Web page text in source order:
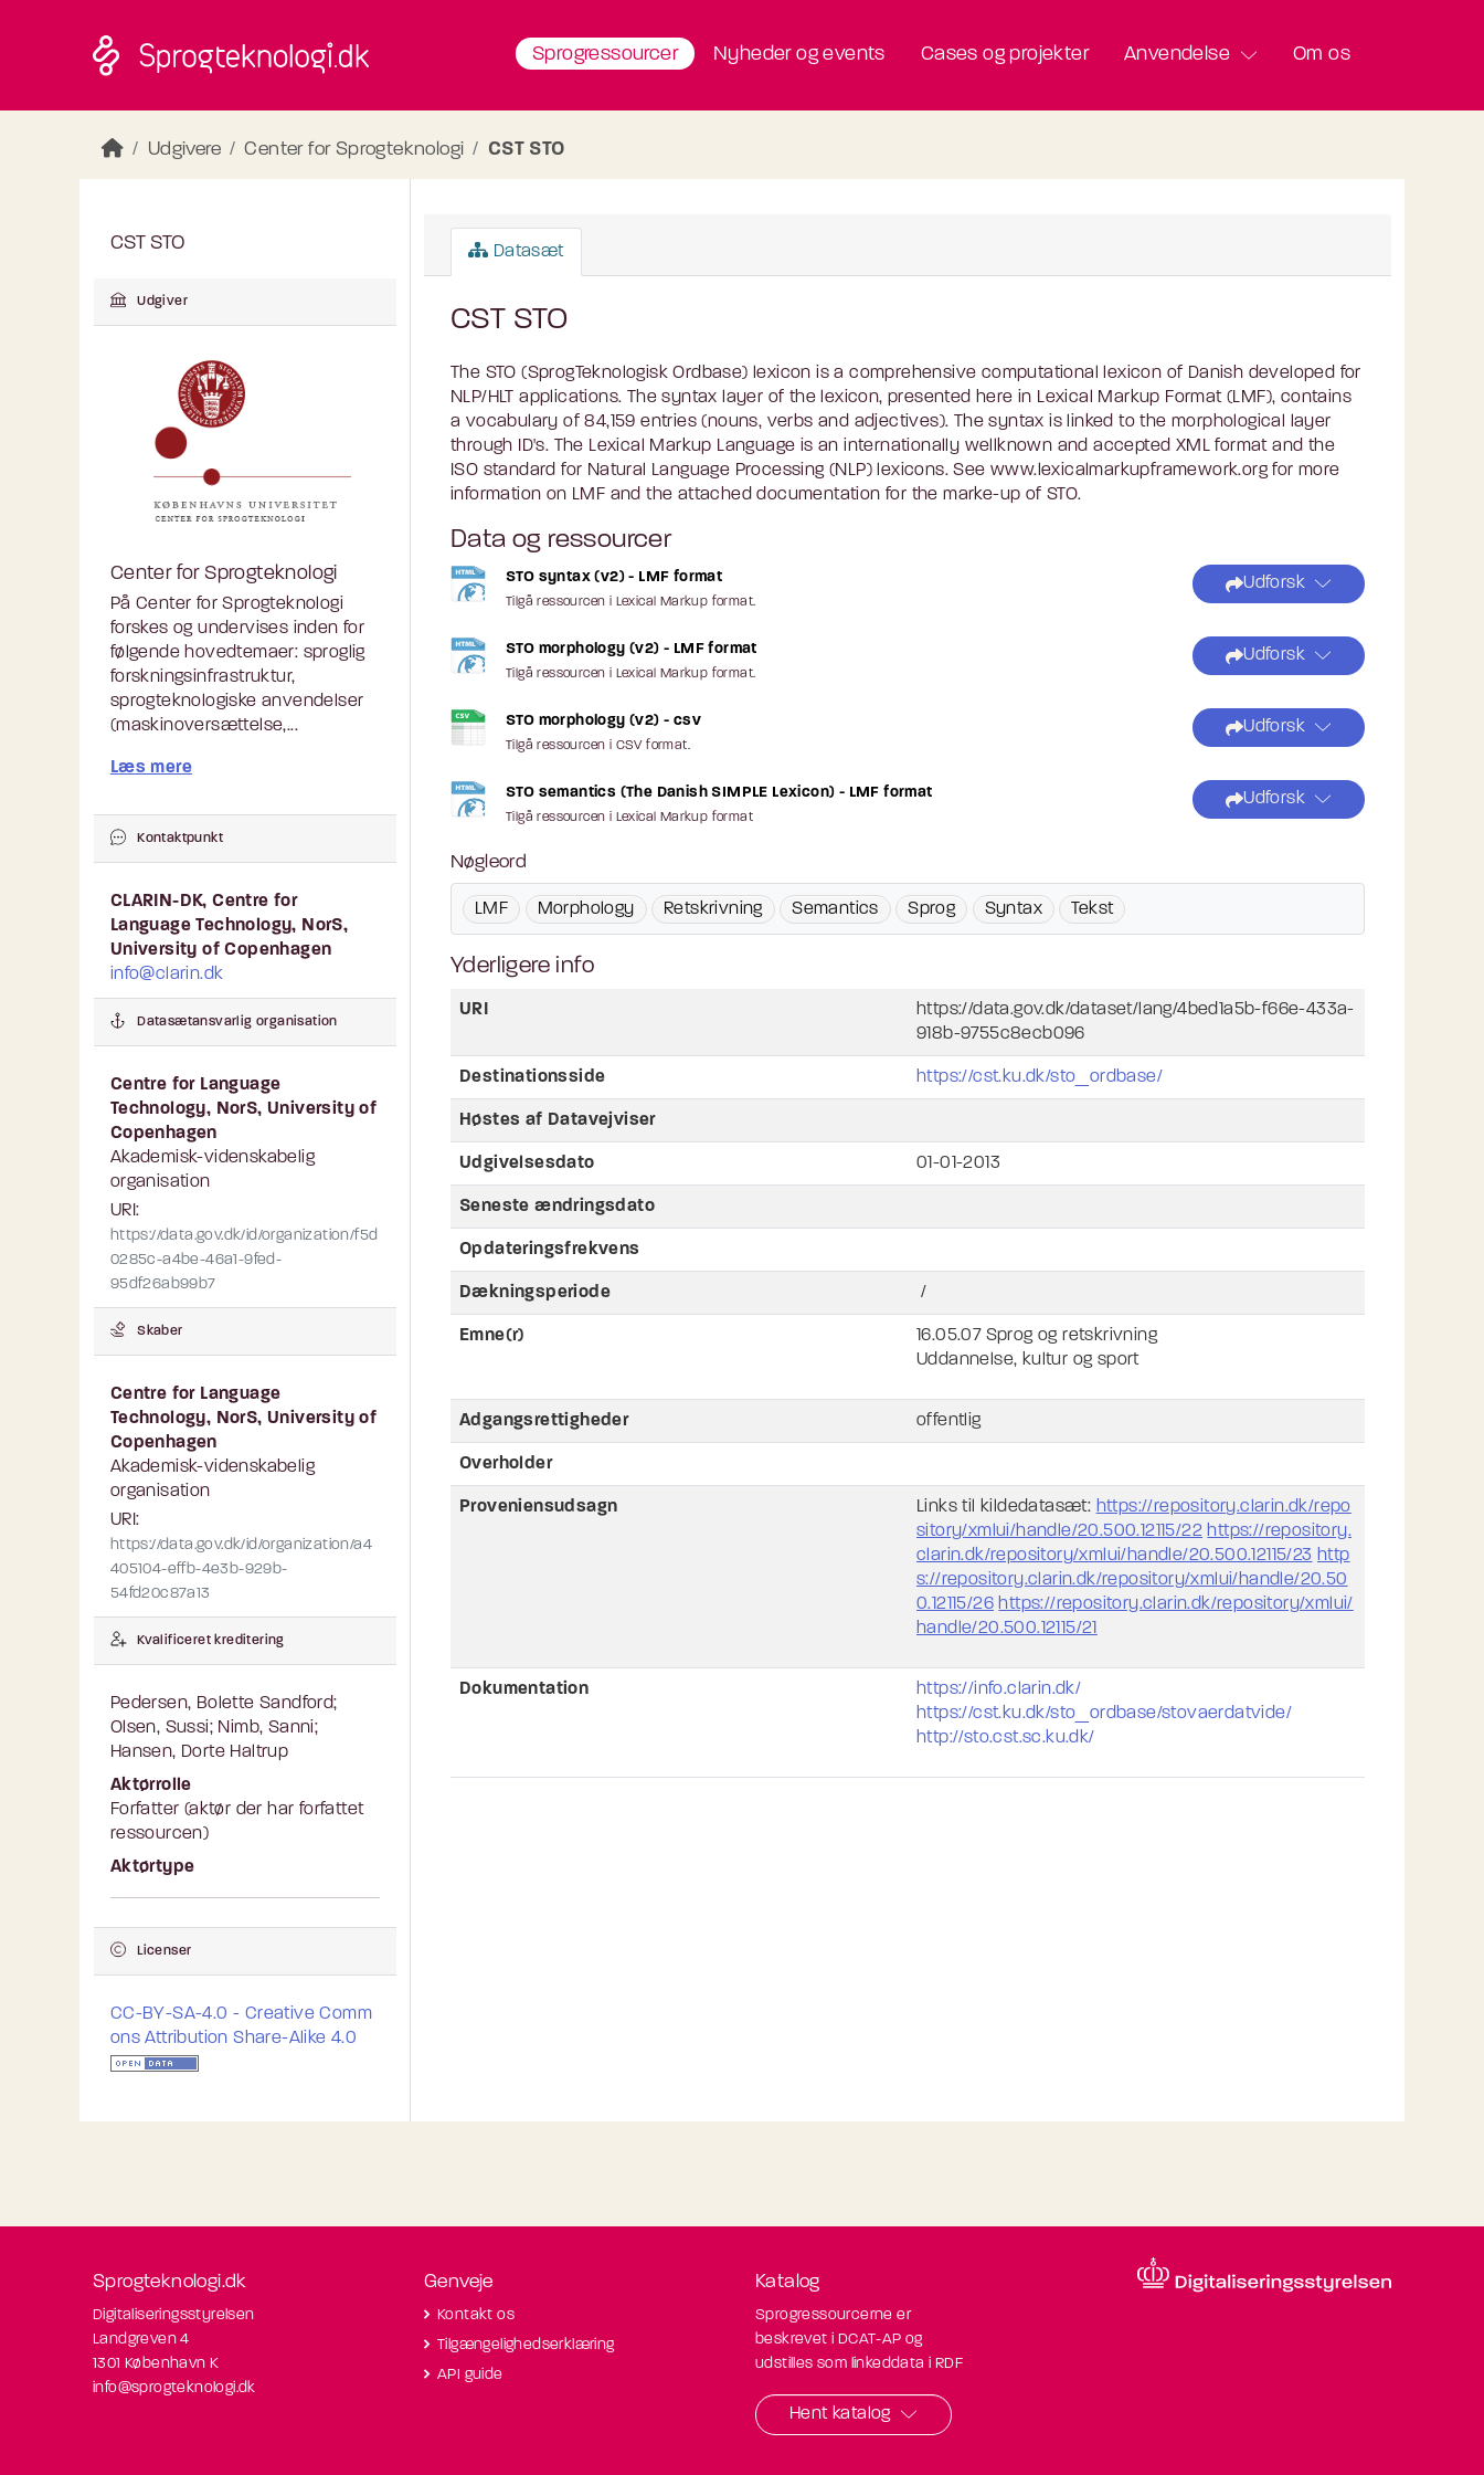
Sprogressourcer Nyheder og events Cases og projekter Anvendelse Om os
Udgivere Center for Sprogteknologi CST STO
CST STO
Udgiver
Center for Sprogteknologi
På Center for Sprogteknologi
forskes og undervises inden for
følgende hovedtemaer: sproglig
forskningsinfrastruktur,
sprogteknologiske anvendelser
(maskinoversættelse,...
Læs mere
Kontaktpunkt
CLARIN-DK, Centre for
Language Technology, NorS,
University of Copenhagen
info@clarin.dk
Datasætansvarlig organisation
Centre for Language
Technology, NorS, University of
Copenhagen
Akademisk-videnskabelig
organisation
URI:
https://data.gov.dk/id/organization/f5d
0285c-a4be-46a1-9fed-
95df26ab99b7
Skaber
Centre for Language
Technology, NorS, University of
Copenhagen
Akademisk-videnskabelig
organisation
URI:
https://data.gov.dk/id/organization/a4
405104-effb-4e3b-929b-
54fd20c87a13
Kvalificeret kreditering
Pedersen, Bolette Sandford;
Olsen, Sussi; Nimb, Sanni;
Hansen, Dorte Haltrup
Aktørrolle
Forfatter (aktør der har forfattet
ressourcen)
Aktørtype
Licenser
CC-BY-SA-4.0 - Creative Comm
ons Attribution Share-Alike 4.0
Datasæt
CST STO
The STO (SprogTeknologisk Ordbase) lexicon is a comprehensive computational lexicon of Danish developed for
NLP/HLT applications. The syntax layer of the lexicon, presented here in Lexical Markup Format (LMF), contains
a vocabulary of 84,159 entries (nouns, verbs and adjectives). The syntax is linked to the morphological layer
through ID's. The Lexical Markup Language is an internationally wellknown and accepted XML format and the
ISO standard for Natural Language Processing (NLP) lexicons. See www.lexicalmarkupframework.org for more
information on LMF and the attached documentation for the marke-up of STO.
Data og ressourcer
STO syntax (v2) - LMF format
Tilgå ressourcen i Lexical Markup format.
Udforsk
STO morphology (v2) - LMF format
Tilgå ressourcen i Lexical Markup format.
Udforsk
STO morphology (v2) - csv
Tilgå ressourcen i CSV format.
Udforsk
STO semantics (The Danish SIMPLE Lexicon) - LMF format
Tilgå ressourcen i Lexical Markup format
Udforsk
Nøgleord
LMF Morphology Retskrivning Semantics Sprog Syntax Tekst
Yderligere info
URI
https://data.gov.dk/dataset/lang/4bed1a5b-f66e-433a-
918b-9755c8ecb096
Destinationsside https://cst.ku.dk/sto_ordbase/
Høstes af Datavejviser
Udgivelsesdato 01-01-2013
Seneste ændringsdato
Opdateringsfrekvens
Dækningsperiode /
Emne(r)
16.05.07 Sprog og retskrivning
Uddannelse, kultur og sport
Adgangsrettigheder offentlig
Overholder
Proveniensudsagn Links til kildedatasæt: https://repository.clarin.dk/repo
sitory/xmlui/handle/20.500.12115/22 https://repository.
clarin.dk/repository/xmlui/handle/20.500.12115/23 http
s://repository.clarin.dk/repository/xmlui/handle/20.50
0.12115/26 https://repository.clarin.dk/repository/xmlui/
handle/20.500.12115/21
Dokumentation
https://info.clarin.dk/
https://cst.ku.dk/sto_ordbase/stovaerdatvide/
http://sto.cst.sc.ku.dk/
Sprogteknologi.dk
Digitaliseringsstyrelsen
Landgreven 4
1301 København K
info@sprogteknologi.dk
Genveje
Kontakt os
Tilgængelighedserklæring
API guide
Katalog
Sprogressourcerne er
beskrevet i DCAT-AP og
udstilles som linkeddata i RDF
Hent katalog